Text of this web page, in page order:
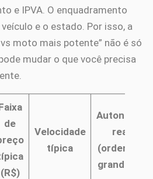
e IPVA. O enquadramento
e o estado. Por isso, a
moto mais potente” não é só
mudar o que você precisa
de
(R$)
Velocidade
típica
Autonomia
real
(ordem de
grandeza)